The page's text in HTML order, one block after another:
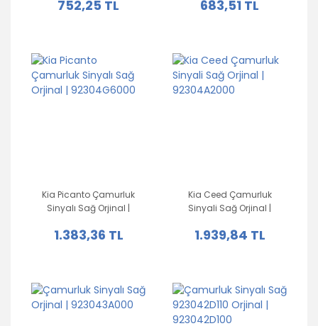
752,25 TL 683,51 TL
Kia Picanto Çamurluk
Sinyalı Sağ Orjinal |
1.383,36 TL
Kia Ceed Çamurluk
Sinyali Sağ Orjinal |
1.939,84 TL